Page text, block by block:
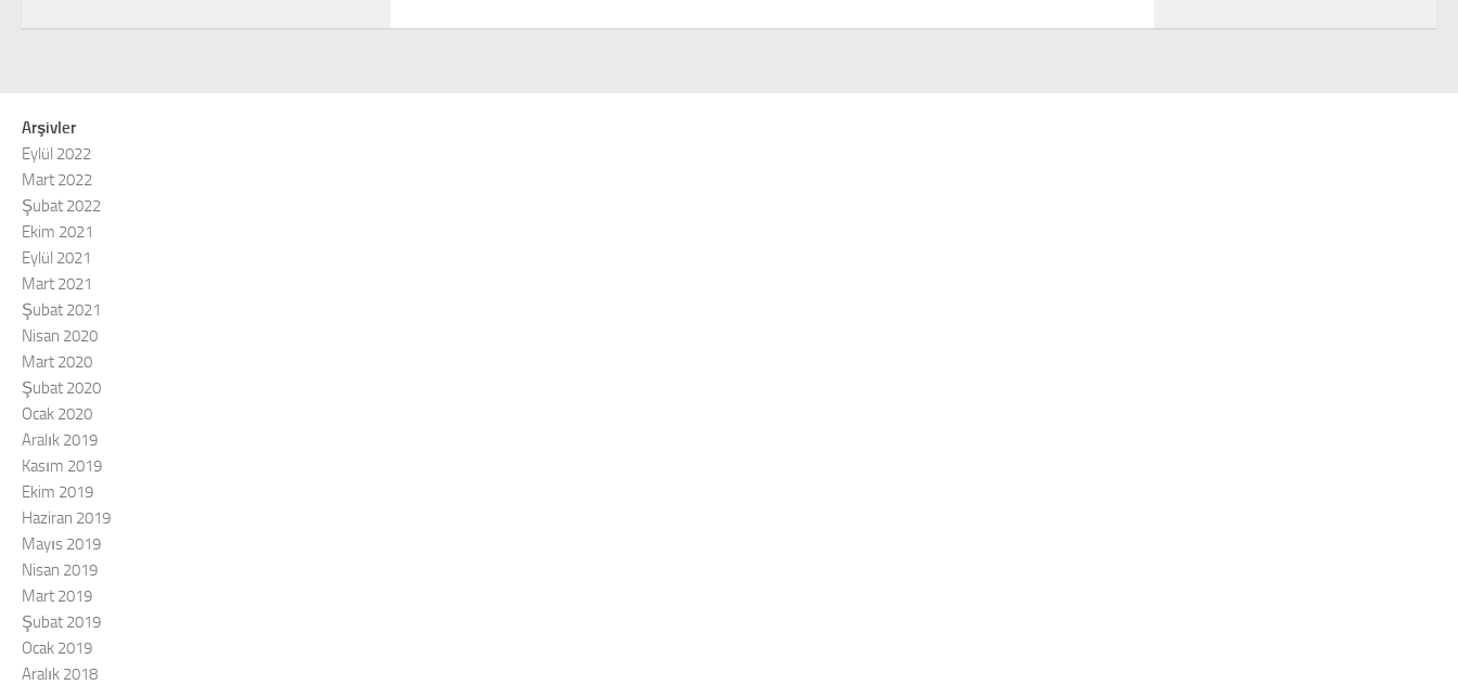
Arşivler
Eylül 2022
Mart 2022
Şubat 2022
Ekim 2021
Eylül 2021
Mart 2021
Şubat 2021
Nisan 2020
Mart 2020
Şubat 2020
Ocak 2020
Aralık 2019
Kasım 2019
Ekim 2019
Haziran 2019
Mayıs 2019
Nisan 2019
Mart 2019
Şubat 2019
Ocak 2019
Aralık 2018